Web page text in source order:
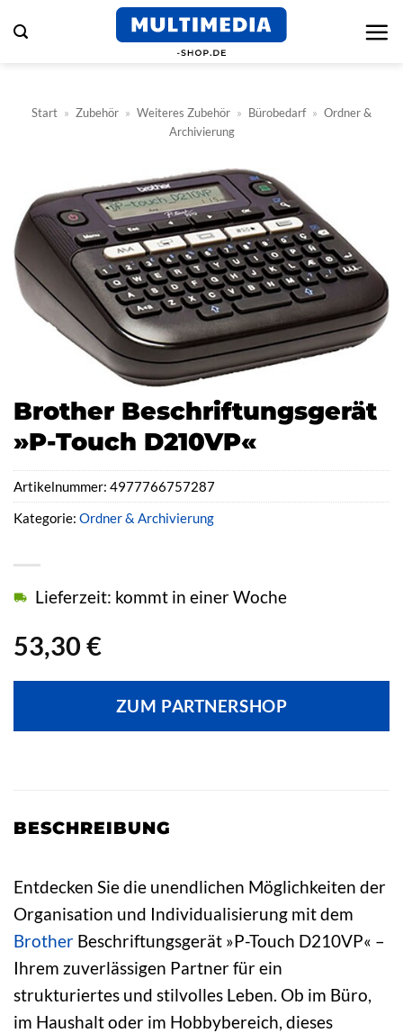
Inhalt
Start » Zubehör » Weiteres Zubehör » Bürobedarf » Ordner &
Archivierung
Brother Beschriftungsgerät
»P-Touch D210VP«
53,30 €
Lieferzeit: kommt in einer Woche
ZUM PARTNERSHOP
Artikelnummer: 4977766757287
Kategorie: Ordner & Archivierung
BESCHREIBUNG
Entdecken Sie die unendlichen Möglichkeiten der
Organisation und Individualisierung mit dem
Brother Beschriftungsgerät »P-Touch D210VP« –
Ihrem zuverlässigen Partner für ein
strukturiertes und stilvolles Leben. Ob im Büro,
im Haushalt oder im Hobbybereich, dieses